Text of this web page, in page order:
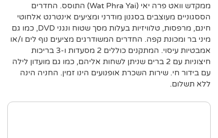
ממקדש וואט פרה יאי (Wat Phra Yai) התוסס. החדרים
הססגוניים מעוצבים בסגנון מודרני ומציעים אינטרנט אלחוטי
חינם, מרפסות, טלוויזיות בעלות מסך שטוח ונגני DVD, כמו גם
מיני בר ומכונת קפה. החדרים המשודרגים מציעים נוף לים ו/או
אמבטיות עיסוי. המתקנים כוללים 2 מסעדות ו-3 בריכות
חיצוניות עם 2 ברים שניתן לשחות אליהם, כמו גם מועדון לילה
עם בידור חי. שירות השכרת אופנועים הינו זמין. החניה הינה
ללא תשלום.